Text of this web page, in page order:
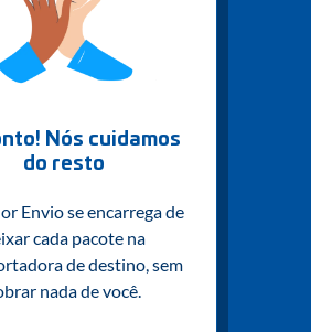
Nós cuidamos
do resto
Envio se encarrega de
cada pacote na
de destino, sem
nada de você.